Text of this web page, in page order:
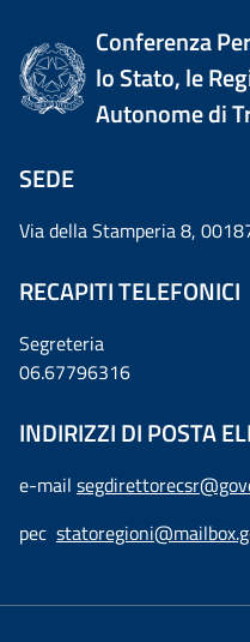
Conferenza
lo Stato, le
Autonome di
SEDE
Via della Stamperia 8,
RECAPITI TELEFONICI
Segreteria
06.67796316
INDIRIZZI DI POSTA
e-mail
pec